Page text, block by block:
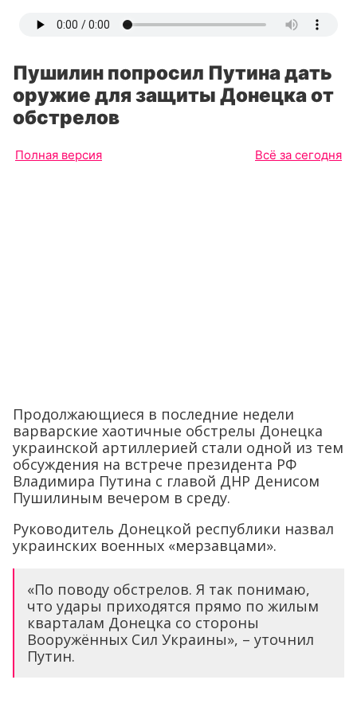
Пушилин попросил Путина дать
оружие для защиты Донецка от
обстрелов
Полная версия Всё за сегодня
Продолжающиеся в последние недели
варварские хаотичные обстрелы Донецка
украинской артиллерией стали одной из тем
обсуждения на встрече президента РФ
Владимира Путина с главой ДНР Денисом
Пушилиным вечером в среду.
Руководитель Донецкой республики назвал
украинских военных «мерзавцами».
«По поводу обстрелов. Я так понимаю,
что удары приходятся прямо по жилым
кварталам Донецка со стороны
Вооружённых Сил Украины», – уточнил
Путин.